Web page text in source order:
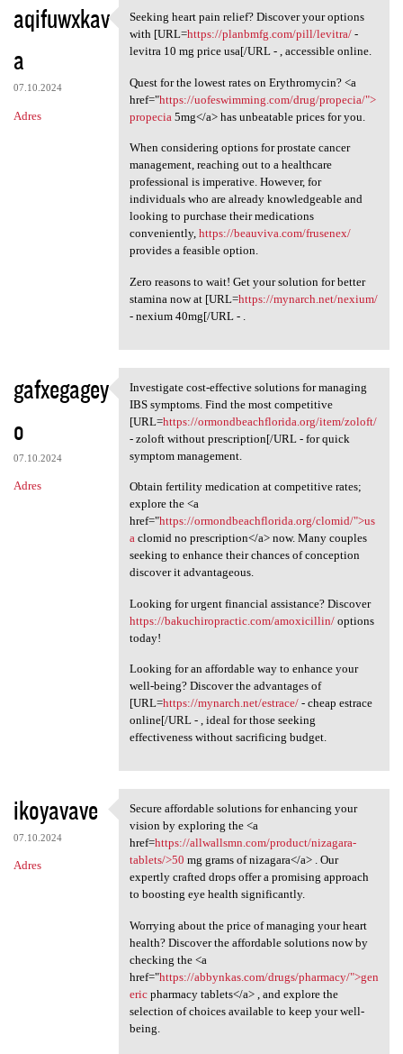
aqifuwxkav
a
07.10.2024
Adres
Seeking heart pain relief?
Seeking heart pain relief? Discover your options
with [URL=https://planbmfg.com/pill/levitra/-
levitra 10 mg price usa[/URL - , accessible online.
Quest for the lowest rates on Erythromycin? <a
href="https://uofeswimming.com/drug/propecia/">
propecia 5mg</a> has unbeatable prices for you.
When considering options for prostate cancer
management, reaching out to a healthcare
professional is imperative. However, for
individuals who are already knowledgeable and
looking to purchase their medications
conveniently, https://beauviva.com/frusenex/
provides a feasible option.
Zero reasons to wait! Get your solution for better
stamina now at [URL=https://mynarch.net/nexium/
- nexium 40mg[/URL - .
gafxegagey
o
07.10.2024
Adres
Investigate cost-effective
Investigate cost-effective solutions for managing
IBS symptoms. Find the most competitive
[URL=https://ormondbeachflorida.org/item/zoloft/
- zoloft without prescription[/URL - for quick
symptom management.
Obtain fertility medication at competitive rates;
explore the <a
href="https://ormondbeachflorida.org/clomid/">us
aclomid no prescription</a> now. Many couples
seeking to enhance their chances of conception
discover it advantageous.
Looking for urgent financial assistance? Discover
https://bakuchiropractic.com/amoxicillin/options
today!
Looking for an affordable way to enhance your
well-being? Discover the advantages of
[URL=https://mynarch.net/estrace/- cheap estrace
online[/URL - , ideal for those seeking
effectiveness without sacrificing budget.
ikoyavave
07.10.2024
Adres
Secure affordable solutions
Secure affordable solutions for enhancing your
vision by exploring the <a
href=https://allwallsmn.com/product/nizagara-
tablets/>50 mg grams of nizagara</a> . Our
expertly crafted drops offer a promising approach
to boosting eye health significantly.
Worrying about the price of managing your heart
health? Discover the affordable solutions now by
checking the <a
href="https://abbynkas.com/drugs/pharmacy/">gen
ericpharmacy tablets</a> , and explore the
selection of choices available to keep your well-
being.